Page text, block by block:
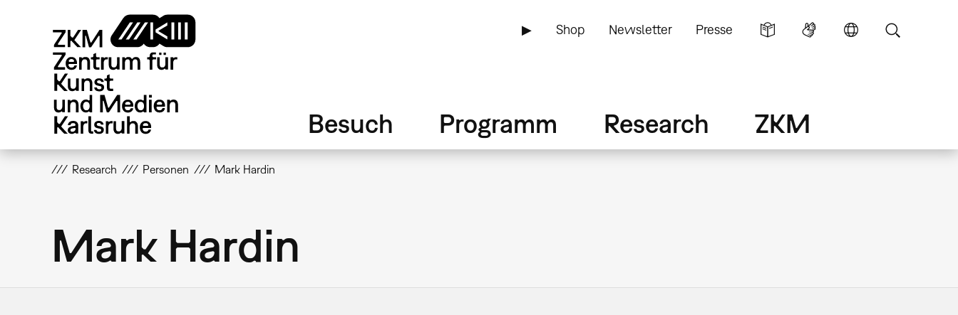
▶ Shop Newsletter Presse
Besuch Programm Research ZKM
Research Personen Mark Hardin
Mark Hardin